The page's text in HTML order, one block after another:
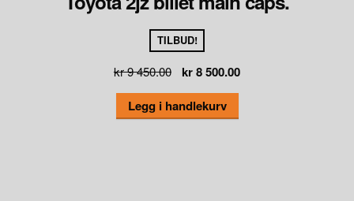
TILBUD!
kr9 450.00
Opprinnelig
pris
var:
kr8 500.00Nåværende
Legg i handlekurv